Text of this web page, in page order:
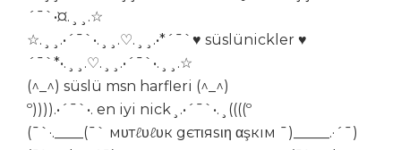
´¯`•¤.¸¸.☆
☆.¸¸.•´¯`•.¸¸.♡.¸¸.•*´¯`♥ süslünickler ♥
´¯`*•.¸¸.♡.¸¸.•´¯`•.¸¸.☆
(^_^) süslü msn harfleri (^_^)
º)))).•´¯`•. en iyi nick¸.•´¯`•.¸((((º
(¯`·.____(¯` мυтℓυℓυк gєтιяѕιη αşкıм ¯)_____.·´¯)